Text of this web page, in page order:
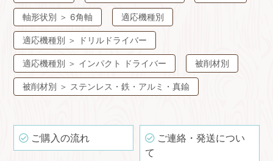
軸形状別 ＞ 6⾓軸 適応機種別
適応機種別 ＞ ドリルドライバー
適応機種別 ＞ インパクト ドライバー 被削材別
被削材別 ＞ ステンレス・鉄・アルミ・真鍮
ご購入の流れ
ご連絡・発送につい
て